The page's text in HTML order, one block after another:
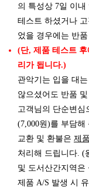
의 특성상 7일 이내
테스트 하셨거나
었을 경우에는 반
(단, 제품 테스트
리가 됩니다.)
관악기는 입을 대
않으셨어도 반품
고객님의 단순변심
(7,000원)를 부담해
교환 및 환불은 제
처리해 드립니다. (
및 도서산간지역은
제품 A/S 발생 시